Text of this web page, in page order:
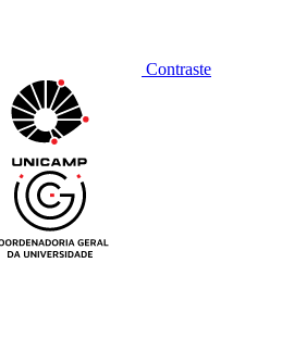
Contraste